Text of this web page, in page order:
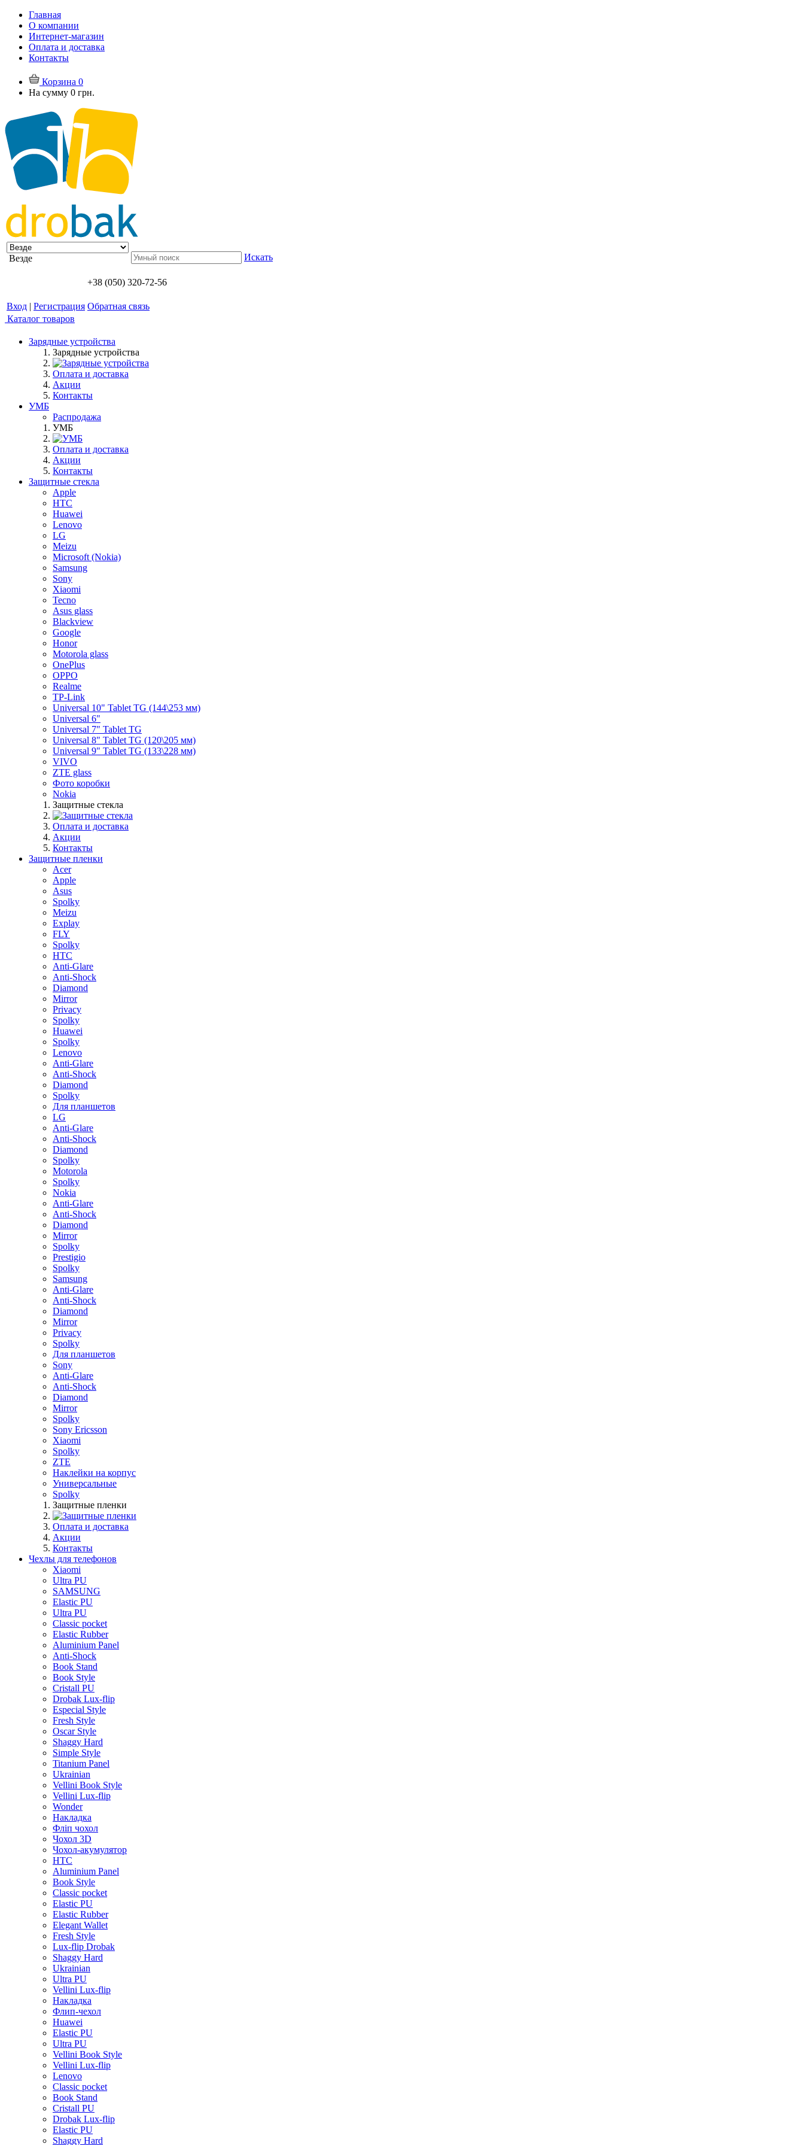
Главная
О компании
Интернет-магазин
Оплата и доставка
Контакты
Корзина 0
На сумму 0 грн.
Везде Искать
+38 (050) 320-72-56
Вход | Регистрация Обратная связь
Каталог товаров
Зарядные устройства
Зарядные устройства
Оплата и доставка
Акции
Контакты
УМБ
Распродажа
УМБ
Оплата и доставка
Акции
Контакты
Защитные стекла
Apple
HTC
Huawei
Lenovo
LG
Meizu
Microsoft (Nokia)
Samsung
Sony
Xiaomi
Tecno
Asus glass
Blackview
Google
Honor
Motorola glass
OnePlus
OPPO
Realme
TP-Link
Universal 10" Tablet TG (144\253 мм)
Universal 6"
Universal 7" Tablet TG
Universal 8" Tablet TG (120\205 мм)
Universal 9" Tablet TG (133\228 мм)
VIVO
ZTE glass
Фото коробки
Nokia
Защитные стекла
Оплата и доставка
Акции
Контакты
Защитные пленки
Acer
Apple
Asus
Spolky
Meizu
Explay
FLY
Spolky
HTC
Anti-Glare
Anti-Shock
Diamond
Mirror
Privacy
Spolky
Huawei
Spolky
Lenovo
Anti-Glare
Anti-Shock
Diamond
Spolky
Для планшетов
LG
Anti-Glare
Anti-Shock
Diamond
Spolky
Motorola
Spolky
Nokia
Anti-Glare
Anti-Shock
Diamond
Mirror
Spolky
Prestigio
Spolky
Samsung
Anti-Glare
Anti-Shock
Diamond
Mirror
Privacy
Spolky
Для планшетов
Sony
Anti-Glare
Anti-Shock
Diamond
Mirror
Spolky
Sony Ericsson
Xiaomi
Spolky
ZTE
Наклейки на корпус
Универсальные
Spolky
Защитные пленки
Оплата и доставка
Акции
Контакты
Чехлы для телефонов
Xiaomi
Ultra PU
SAMSUNG
Elastic PU
Ultra PU
Classic pocket
Elastic Rubber
Aluminium Panel
Anti-Shock
Book Stand
Book Style
Cristall PU
Drobak Lux-flip
Especial Style
Fresh Style
Oscar Style
Shaggy Hard
Simple Style
Titanium Panel
Ukrainian
Vellini Book Style
Vellini Lux-flip
Wonder
Накладка
Фліп чохол
Чохол 3D
Чохол-акумулятор
HTC
Aluminium Panel
Book Style
Classic pocket
Elastic PU
Elastic Rubber
Elegant Wallet
Fresh Style
Lux-flip Drobak
Shaggy Hard
Ukrainian
Ultra PU
Vellini Lux-flip
Накладка
Флип-чехол
Huawei
Elastic PU
Ultra PU
Vellini Book Style
Vellini Lux-flip
Lenovo
Classic pocket
Book Stand
Cristall PU
Drobak Lux-flip
Elastic PU
Shaggy Hard